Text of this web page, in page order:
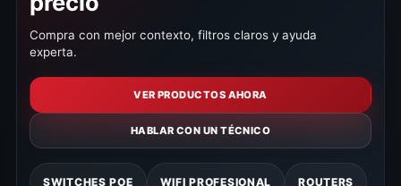
Compra con mejor contexto, filtros claros y ayuda
experta.
VER PRODUCTOS AHORA
HABLAR CON UN TÉCNICO
SWITCHES POE WIFI PROFESIONAL ROUTERS